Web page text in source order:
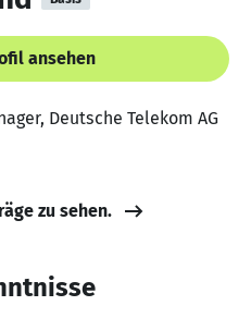
ansehen
Deutsche Telekom AG
zu sehen.